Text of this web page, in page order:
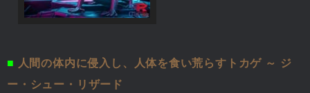
■ 人間の体内に侵入し、人体を食い荒らすトカゲ ～ ジ
ー・シュー・リザード